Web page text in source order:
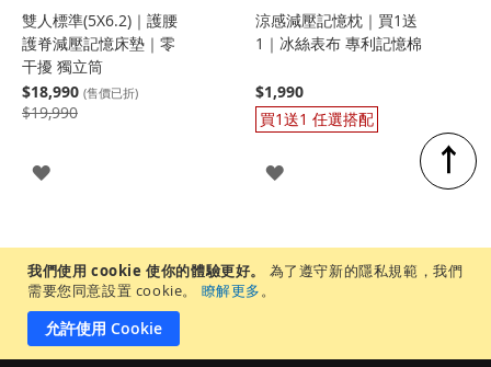
我們使用 cookie 使你的體驗更好。
為了遵守新的隱私規範，我們
需要您同意設置 cookie。
瞭解更多。
允許使用 Cookie
雙人標準(5X6.2)｜護腰
護脊減壓記憶床墊｜零
干擾 獨立筒
$18,990 (售價已折)
$19,990
登
涼感減壓記憶枕｜買1送
1｜冰絲表布 專利記憶棉
$1,990
買1送1 任選搭配
登
↑